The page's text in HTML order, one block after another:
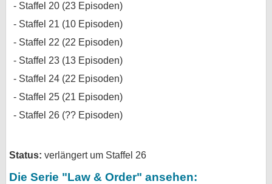
Staffel 20 (23 Episoden)
Staffel 21 (10 Episoden)
Staffel 22 (22 Episoden)
Staffel 23 (13 Episoden)
Staffel 24 (22 Episoden)
Staffel 25 (21 Episoden)
Staffel 26 (?? Episoden)
Status: verlängert um Staffel 26
Die Serie "Law & Order" ansehen: